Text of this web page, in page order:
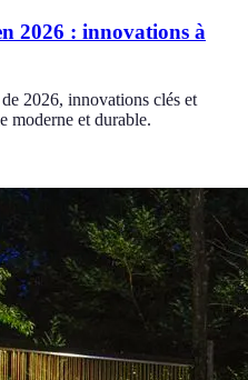
2026 : innovations à
2026, innovations clés et
moderne et durable.